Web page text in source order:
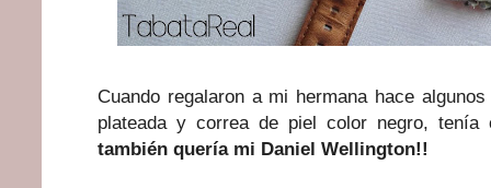
Cuando regalaron a mi hermana hace
plateada y correa de piel color negro,
también quería mi Daniel Wellington!!